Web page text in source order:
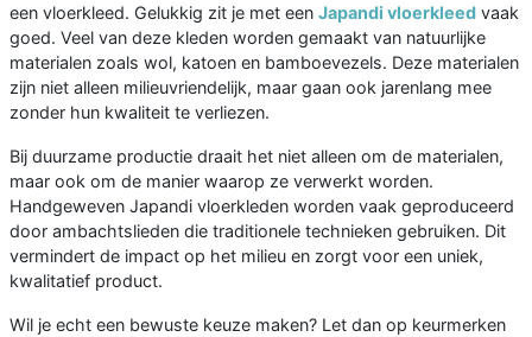
een vloerkleed. Gelukkig zit je met een Japandi vloerkleed vaak
goed. Veel van deze kleden worden gemaakt van natuurlijke
materialen zoals wol, katoen en bamboevezels. Deze materialen
zijn niet alleen milieuvriendelijk, maar gaan ook jarenlang mee
zonder hun kwaliteit te verliezen.
Bij duurzame productie draait het niet alleen om de materialen,
maar ook om de manier waarop ze verwerkt worden.
Handgeweven Japandi vloerkleden worden vaak geproduceerd
door ambachtslieden die traditionele technieken gebruiken. Dit
vermindert de impact op het milieu en zorgt voor een uniek,
kwalitatief product.
Wil je echt een bewuste keuze maken? Let dan op keurmerken